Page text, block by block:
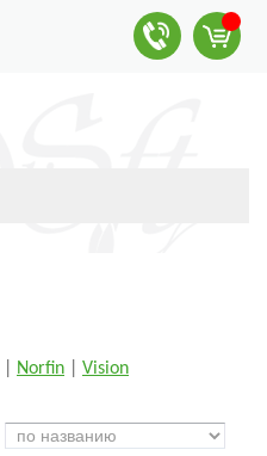
Norfin Vision